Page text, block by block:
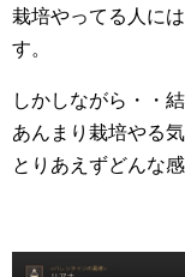
栽培やってる人に
す。
しかしながら・・
あんまり栽培やる
とりあえずどんな